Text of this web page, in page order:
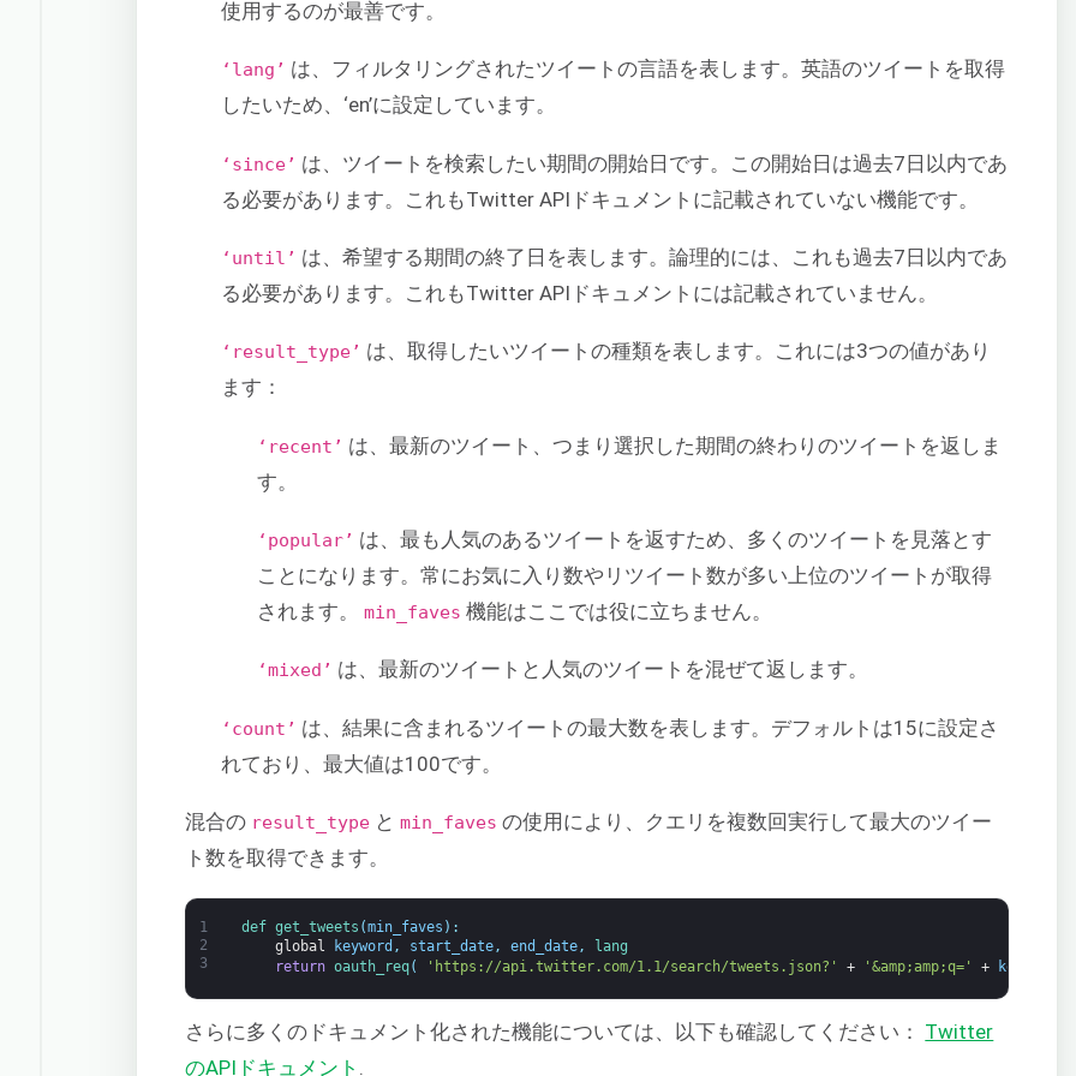
使用するのが最善です。
‘lang’ は、フィルタリングされたツイートの言語を表します。英語のツイートを取得
したいため、‘en’に設定しています。
‘since’ は、ツイートを検索したい期間の開始日です。この開始日は過去7日以内であ
る必要があります。これもTwitter APIドキュメントに記載されていない機能です。
‘until’ は、希望する期間の終了日を表します。論理的には、これも過去7日以内であ
る必要があります。これもTwitter APIドキュメントには記載されていません。
‘result_type’ は、取得したいツイートの種類を表します。これには3つの値があり
ます：
‘recent’ は、最新のツイート、つまり選択した期間の終わりのツイートを返しま
す。
‘popular’ は、最も人気のあるツイートを返すため、多くのツイートを見落とす
ことになります。常にお気に入り数やリツイート数が多い上位のツイートが取得
されます。min_faves 機能はここでは役に立ちません。
‘mixed’ は、最新のツイートと人気のツイートを混ぜて返します。
‘count’ は、結果に含まれるツイートの最大数を表します。デフォルトは15に設定さ
れており、最大値は100です。
混合の result_type とmin_faves の使用により、クエリを複数回実行して最大のツイー
ト数を取得できます。
1
2
3
def get_tweets (min_faves ) :
global
keyword , start_date, end_date,
lang
return oauth_req( 'https://api.twitter.com/1.1/search/tweets.json?' + '&amp;amp;q=' + keyword
さらに多くのドキュメント化された機能については、以下も確認してください： Twitter
のAPIドキュメント